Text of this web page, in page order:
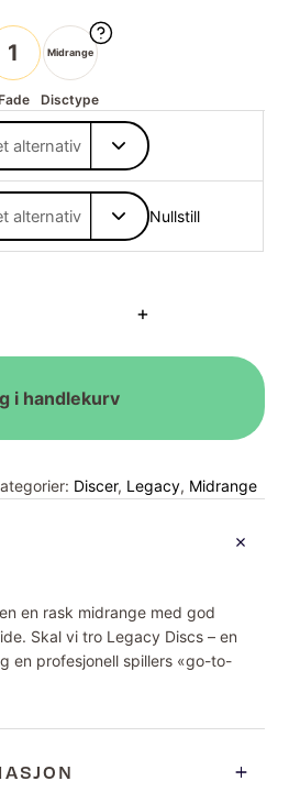
1 Midrange
Disctype
Nullstill
+
i handlekurv
Discer, Legacy, Midrange
en rask midrange med god
Skal vi tro Legacy Discs – en
en profesjonell spillers «go-to-